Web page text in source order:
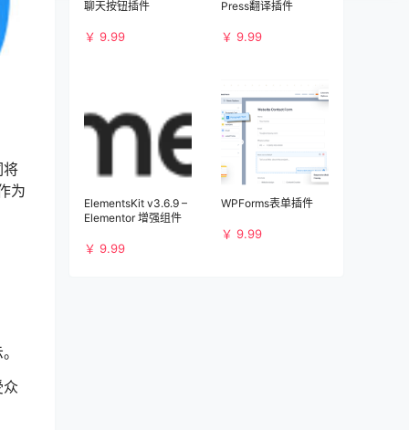
将
为
聊天按钮插件
￥ 9.99
Press翻译插件
￥ 9.99
ElementsKit v3.6.9 –
Elementor 增强组件
￥ 9.99
WPForms表单插件
￥ 9.99